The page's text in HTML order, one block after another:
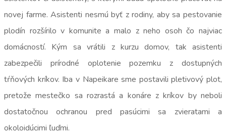
novej farme. Asistenti nesmú byť z rodiny, aby sa pestovanie
plodín rozšírilo v komunite a malo z neho osoh čo najviac
domácností. Kým sa vrátili z kurzu domov, tak asistenti
zabezpečili prírodné oplotenie pozemku z dostupných
tŕňových kríkov. Iba v Napeikare sme postavili pletivový plot,
pretože mestečko sa rozrastá a konáre z kríkov by neboli
dostatočnou ochranou pred pasúcimi sa zvieratami a
okoloidúcimi ľuďmi.